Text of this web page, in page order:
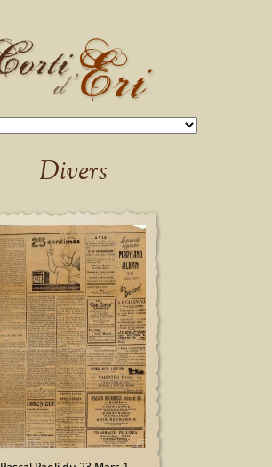
Divers